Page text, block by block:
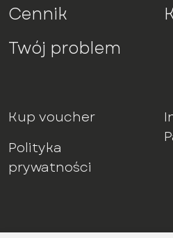
Cennik
Twój problem
Kup voucher
Polityka
prywatności